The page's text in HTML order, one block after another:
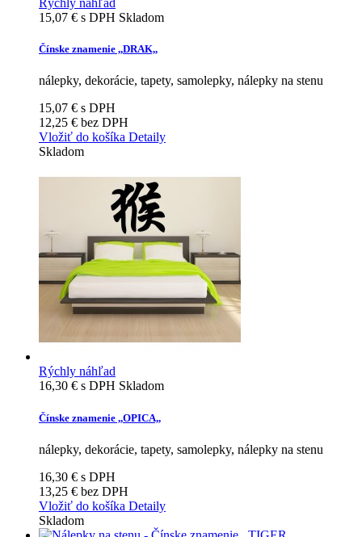
Rýchly náhľad
15,07 € s DPH Skladom
Čínske znamenie ,,DRAK,,
nálepky, dekorácie, tapety, samolepky, nálepky na stenu
15,07 € s DPH
12,25 € bez DPH
Vložiť do košíka Detaily
Skladom
Rýchly náhľad
16,30 € s DPH Skladom
Čínske znamenie ,,OPICA,,
nálepky, dekorácie, tapety, samolepky, nálepky na stenu
16,30 € s DPH
13,25 € bez DPH
Vložiť do košíka Detaily
Skladom